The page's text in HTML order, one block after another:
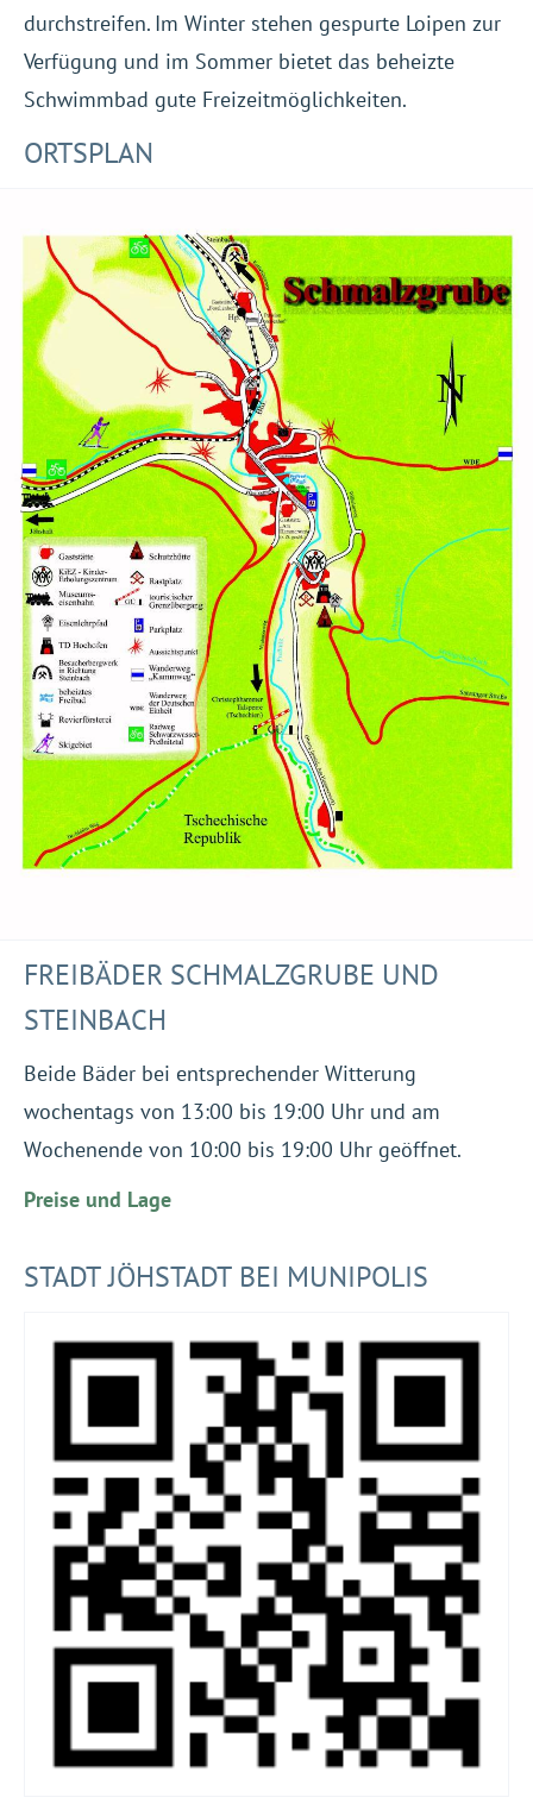
durchstreifen. Im Winter stehen gespurte Loipen zur
Verfügung und im Sommer bietet das beheizte
Schwimmbad gute Freizeitmöglichkeiten.
ORTSPLAN
FREIBÄDER SCHMALZGRUBE UND
STEINBACH
Beide Bäder bei entsprechender Witterung
wochentags von 13:00 bis 19:00 Uhr und am
Wochenende von 10:00 bis 19:00 Uhr geöffnet.
Preise und Lage
STADT JÖHSTADT BEI MUNIPOLIS